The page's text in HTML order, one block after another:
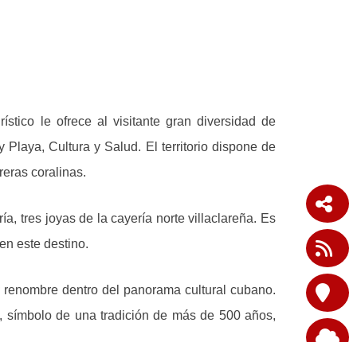
le ofrece al visitante gran diversidad de
Playa, Cultura y Salud. El territorio dispone de
coralinas.
tres joyas de la cayería norte villaclareña. Es
este destino.
dentro del panorama cultural cubano.
de una tradición de más de 500 años,